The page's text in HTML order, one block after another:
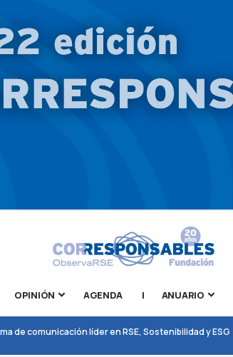
OPINIÓN AGENDA | ANUARIO
de comunicación líder en RSE, Sostenibilidad y ESG